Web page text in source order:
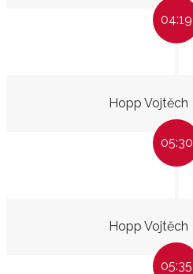
04:19
Hopp Vojtěch
05:30
Hopp Vojtěch
05:35